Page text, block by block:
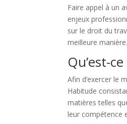
Faire appel à un
enjeux
sur le droit du
meilleure manière.
Qu’est-
Afin d’exercer le
Habitude
matières telles
leur compétence